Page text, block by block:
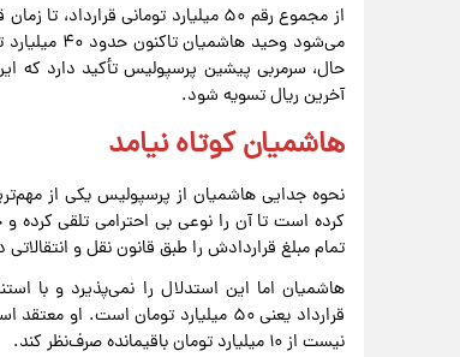
از مجموع رقم ۵۰ میلیارد تومانی
می‌شود
حال، سرمربی پیشین پرسپولیس تأکید دارد که
آخرین ریال تسویه شود.
هاشمیان کوتاه نیامد
نحوه جدایی هاشمیان از پرسپولیس یکی از
کرده است تا آن را نوعی بی احترامی تلقی کرده
تمام مبلغ قراردادش را طبق قانون نقل و
هاشمیان اما این استدلال را نمی‌پذیرد و با
قرارداد یعنی ۵۰ میلیارد تومان
نیست از ۱۰ میلیارد تومان باقیمانده صرف‌نظر کند.